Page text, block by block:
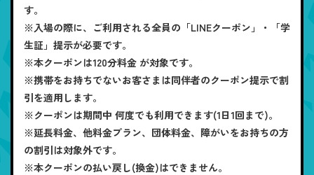
す。
※入場の際に、ご利用される全員の「LINEクーポン」・「学
生証」提示が必要です。
※本クーポンは120分料金 が対象です。
※携帯をお持ちでないお客さまは同伴者のクーポン提示で割
引を適用します。
※クーポンは期間中 何度でも利用できます(1日1回まで)。
※延長料金、他料金プラン、団体料金、障がいをお持ちの方
の割引は対象外です。
※本クーポンの払い戻し(換金)はできません。